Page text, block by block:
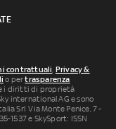
contrattuali, Privacy &
o pertrasparenza
i diritti di proprietà
international AG e sono
Srl Via Monte Penice, 7 -
1537 e SkySport: ISSN